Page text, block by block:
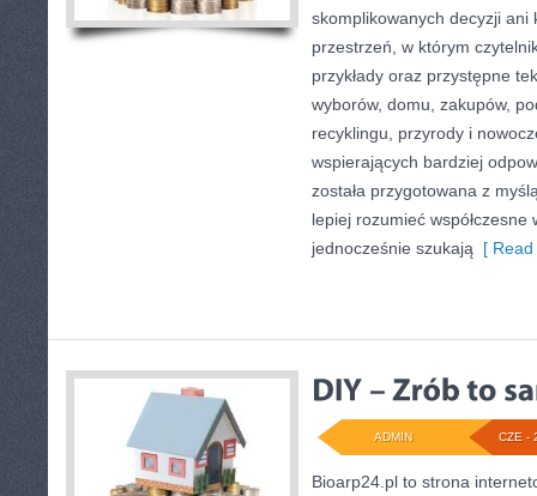
skomplikowanych decyzji ani
przestrzeń, w którym
przykłady oraz przystępne
wyborów, domu, zakupów,
recyklingu, przyrody i
wspierających bardziej
została przygotowana z
lepiej rozumieć
jednocześnie szukają [
CZE -
ADMIN
Bioarp24.pl to strona